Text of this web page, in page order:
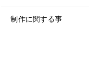
制作に関する事